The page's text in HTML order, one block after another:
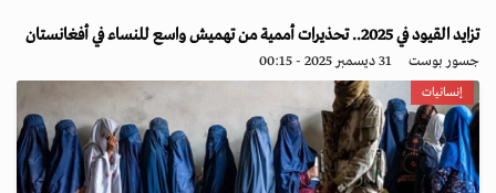
تزايد القيود في 2025.. تحذيرات أممية من تهميش واسع للنساء في أفغانستان
جسور بوست 31 ديسمبر 2025 - 00:15
إنسانيات